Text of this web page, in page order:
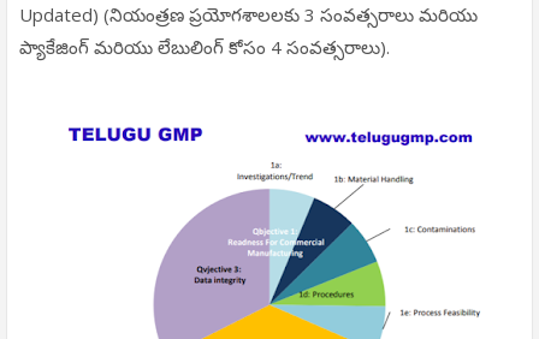
Updated) (నియంత్రణ ప్రయోగశాలలకు 3 సంవత్సరాలు మరియు
ప్యాకేజింగ్ మరియు లేబులింగ్ కోసం 4 సంవత్సరాలు).